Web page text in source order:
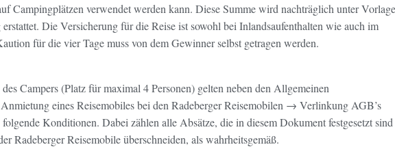
Campingplätzen verwendet werden kann. Diese Summe wird nachträglich unter Vorlage
Die Versicherung für die Reise ist sowohl bei Inlandsaufenthalten wie auch im
für die vier Tage muss von dem Gewinner selbst getragen werden.
Campers (Platz für maximal 4 Personen) gelten neben den Allgemeinen
eines Reisemobiles bei den Radeberger Reisemobilen → Verlinkung AGB’s
folgende Konditionen. Dabei zählen alle Absätze, die in diesem Dokument festgesetzt sind
Radeberger Reisemobile überschneiden, als wahrheitsgemäß.